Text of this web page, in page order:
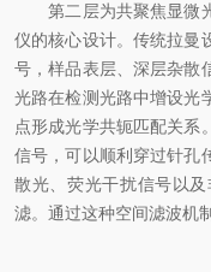
第二层为共聚焦显微光
仪的核心设计。传统拉曼
号，样品表层、深层杂散
光路在检测光路中增设光
点形成光学共轭匹配关系
信号，可以顺利穿过针孔
散光、荧光干扰信号以
滤。通过这种空间滤波机